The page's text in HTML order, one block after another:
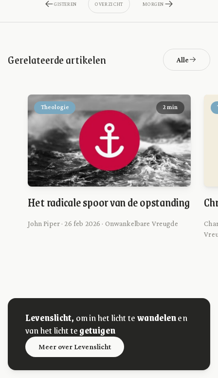
GISTEREN OVERZICHT MORGEN
Gerelateerde artikelen Alle
Theologie 2 min
Het radicale spoor van de opstanding
John Piper · 26 feb 2026 · Onwankelbare Vreugde
Levenslicht, om in het licht tewandelenen
van het licht tegetuigen
Meer over Levenslicht